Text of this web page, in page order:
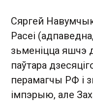
Сяргей
Расеі
зьменіцца яшчэ
паўтара
перамагчы РФ і
імпэрыю, але